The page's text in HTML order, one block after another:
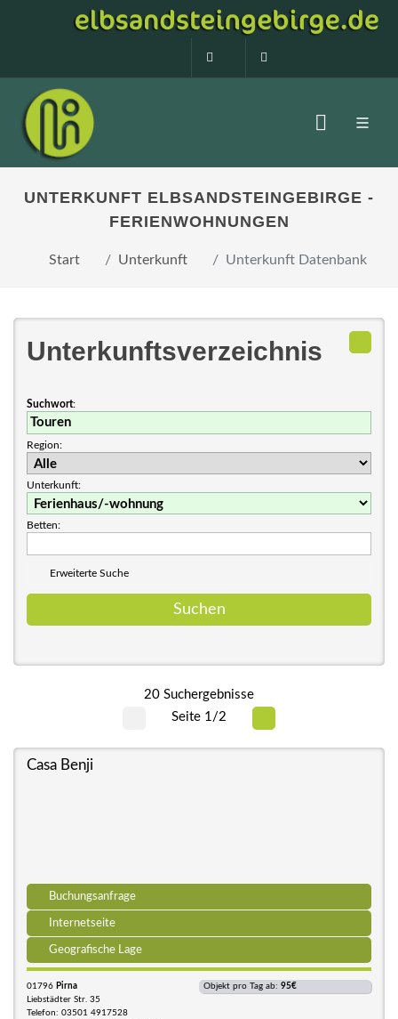
0160 99873408
UNTERKUNFT ELBSANDSTEINGEBIRGE -
FERIENWOHNUNGEN
Start Unterkunft Unterkunft Datenbank
Unterkunftsverzeichnis
Suchwort:
Region:
Unterkunft:
Betten:
Erweiterte Suche
20 Suchergebnisse
Seite 1/2
Casa Benji
Buchungsanfrage
Internetseite
Geografische Lage
01796 Pirna
Liebstädter Str. 35
Telefon: 03501 4917528
Objekt pro Tag ab: 95€